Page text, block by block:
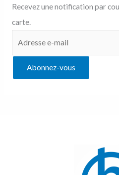
Recevez une notification par
carte.
Abonnez-vous